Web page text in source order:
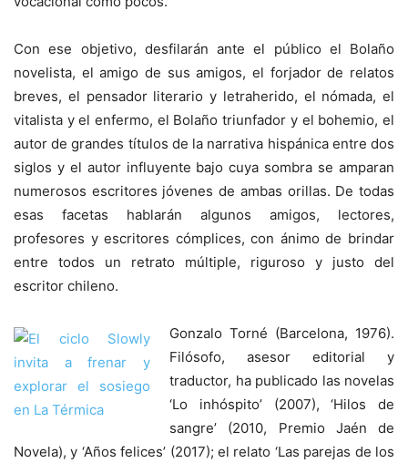
Con ese objetivo, desfilarán ante el público el Bolaño
novelista, el amigo de sus amigos, el forjador de relatos
breves, el pensador literario y letraherido, el nómada, el
vitalista y el enfermo, el Bolaño triunfador y el bohemio, el
autor de grandes títulos de la narrativa hispánica entre dos
siglos y el autor influyente bajo cuya sombra se amparan
numerosos escritores jóvenes de ambas orillas. De todas
esas facetas hablarán algunos amigos, lectores,
profesores y escritores cómplices, con ánimo de brindar
entre todos un retrato múltiple, riguroso y justo del
escritor chileno.
Gonzalo Torné (Barcelona, 1976).
Filósofo, asesor editorial y
traductor, ha publicado las novelas
‘Lo inhóspito’ (2007), ‘Hilos de
sangre’ (2010, Premio Jaén de
Novela), y ‘Años felices’ (2017); el relato ‘Las parejas de los